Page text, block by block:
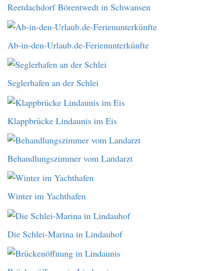
Reetdachdorf Börentwedt in Schwansen
Ab-in-den-Urlaub.de-Ferienunterkünfte
Seglerhafen an der Schlei
Klappbrücke Lindaunis im Eis
Behandlungszimmer vom Landarzt
Winter im Yachthafen
Die Schlei-Marina in Lindauhof